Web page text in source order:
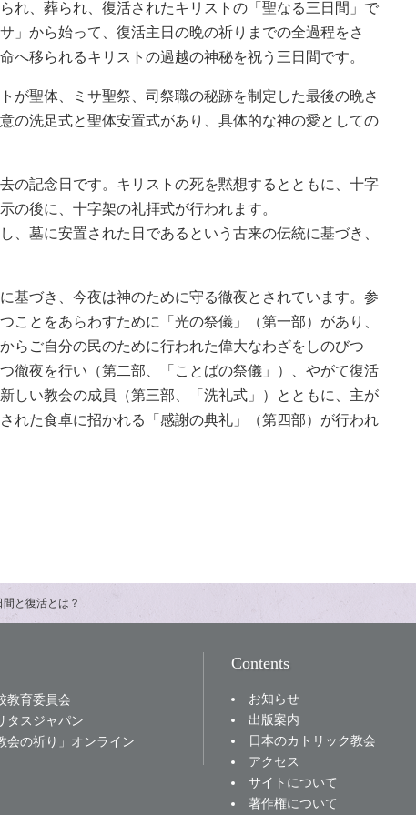
れ、葬られ、復活されたキリストの「聖なる三日間」で
」から始って、復活主日の晩の祈りまでの全過程をさ
へ移られるキリストの過越の神秘を祝う三日間です。
が聖体、ミサ聖祭、司祭職の秘跡を制定した最後の晩さ
の洗足式と聖体安置式があり、具体的な神の愛としての
の記念日です。キリストの死を黙想するとともに、十字
の後に、十字架の礼拝式が行われます。
、墓に安置された日であるという古来の伝統に基づき、
基づき、今夜は神のために守る徹夜とされています。参
ことをあらわすために「光の祭儀」（第一部）があり、
らご自分の民のために行われた偉大なわざをしのびつ
徹夜を行い（第二部、「ことばの祭儀」）、やがて復活
しい教会の成員（第三部、「洗礼式」）とともに、主が
れた食卓に招かれる「感謝の典礼」（第四部）が行われ
と復活とは？
教育委員会
タスジャパン
会の祈り」オンライン
Contents
お知らせ
出版案内
日本のカトリック教会
アクセス
サイトについて
著作権について